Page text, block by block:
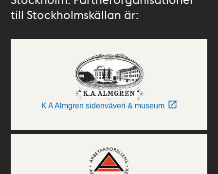
till Stockholmskällan är:
K A Almgren sidenväveri & museum